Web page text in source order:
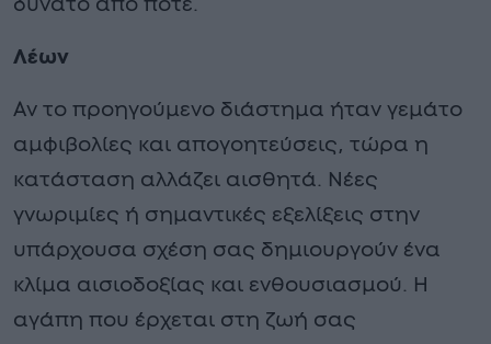
δυνατό από ποτέ.
Λέων
Αν το προηγούμενο διάστημα ήταν γεμάτο
αμφιβολίες και απογοητεύσεις, τώρα η
κατάσταση αλλάζει αισθητά. Νέες
γνωριμίες ή σημαντικές εξελίξεις στην
υπάρχουσα σχέση σας δημιουργούν ένα
κλίμα αισιοδοξίας και ενθουσιασμού. Η
αγάπη που έρχεται στη ζωή σας